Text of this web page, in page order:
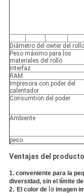
Diámetro del owter del rollo
Peso máximo para los
materiales del rollo
Interfaz
RAM
Impresora con poder del
calentador
Consumtion del poder
Ambiente
peso
Ventajas del producto
1.conveniente para la
diversidad, sin el límite
2. El color dela imagen